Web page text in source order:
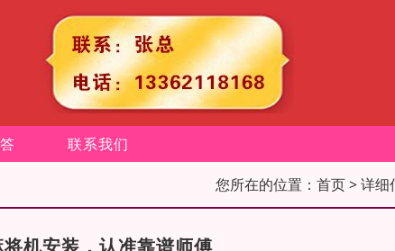
联系我们
您所在的位置： 首页> 详细
机安装，认准靠谱师傅